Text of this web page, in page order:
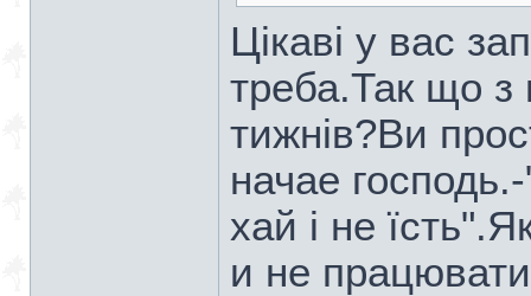
Цікаві у вас
треба.Так що з
тижнів?Ви
начае
хай і не
и не